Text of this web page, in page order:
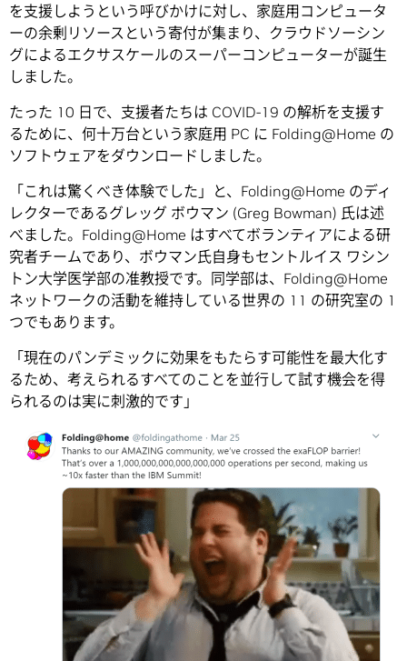
を支援しようという呼びかけに対し、家庭用コンピュータ
ーの余剰リソースという寄付が集まり、クラウドソーシン
グによるエクサスケールのスーパーコンピューターが誕生
しました。
たった 10 日で、支援者たちは COVID-19 の解析を支援す
るために、何十万台という家庭用 PC に Folding@Home の
ソフトウェアをダウンロードしました。
「これは驚くべき体験でした」と、Folding@Home のディ
レクターであるグレッグ ボウマン (Greg Bowman) 氏は述
べました。Folding@Home はすべてボランティアによる研
究者チームであり、ボウマン氏自身もセントルイス ワシン
トン大学医学部の准教授です。同学部は、Folding@Home
ネットワークの活動を維持している世界の 11 の研究室の 1
つでもあります。
「現在のパンデミックに効果をもたらす可能性を最大化す
るため、考えられるすべてのことを並行して試す機会を得
られるのは実に刺激的です」